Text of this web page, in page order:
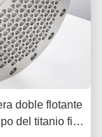
doble flotante
del titanio fijó